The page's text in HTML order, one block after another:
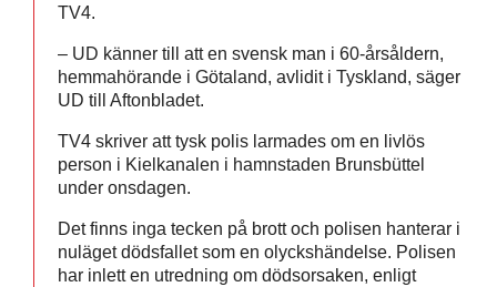
TV4.
– UD känner till att en svensk man i 60-årsåldern,
hemmahörande i Götaland, avlidit i Tyskland, säger
UD till Aftonbladet.
TV4 skriver att tysk polis larmades om en livlös
person i Kielkanalen i hamnstaden Brunsbüttel
under onsdagen.
Det finns inga tecken på brott och polisen hanterar i
nuläget dödsfallet som en olyckshändelse. Polisen
har inlett en utredning om dödsorsaken, enligt